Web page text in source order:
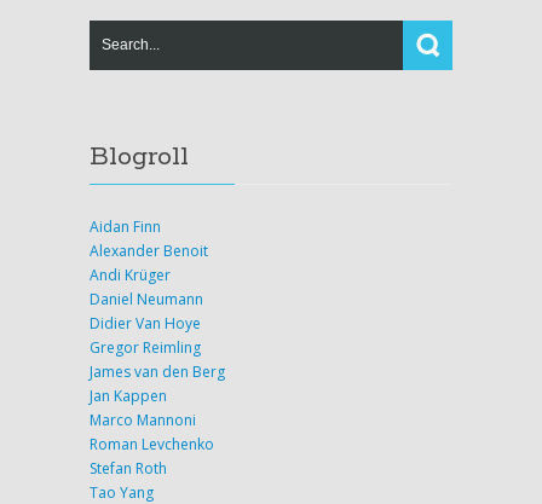
Blogroll
Aidan Finn
Alexander Benoit
Andi Krüger
Daniel Neumann
Didier Van Hoye
Gregor Reimling
James van den Berg
Jan Kappen
Marco Mannoni
Roman Levchenko
Stefan Roth
Tao Yang